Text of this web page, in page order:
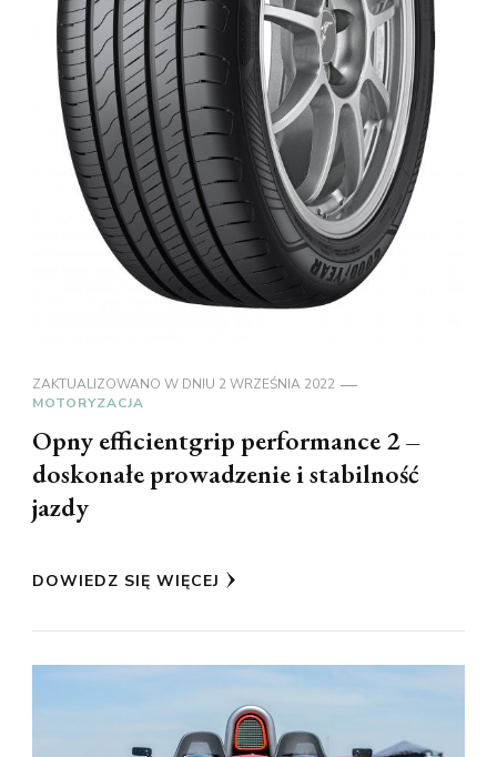
ZAKTUALIZOWANO W DNIU 2 WRZEŚNIA 2022
MOTORYZACJA
Opny efficientgrip performance 2 –
doskonałe prowadzenie i stabilność
jazdy
DOWIEDZ SIĘ WIĘCEJ